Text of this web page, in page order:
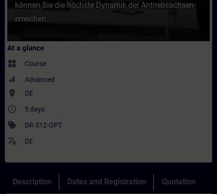
können Sie die höchste Dynamik der Antriebsachsen
erreichen.
At a glance
widgets Course
Advanced
where_to_vote DE
access_time 5 days
sell DR-S12-OPT
translate DE
Description Dates and Registration Quotation